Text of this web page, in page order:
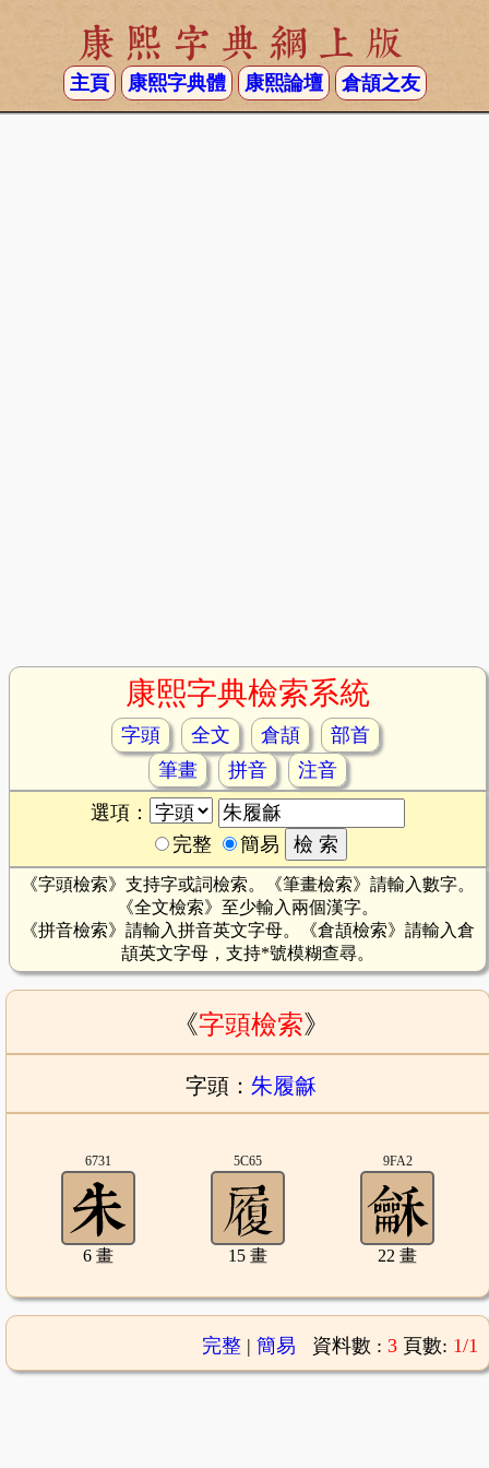
康熙字典網上版
主頁 康熙字典體 康熙論壇 倉頡之友
康熙字典檢索系統
字頭 全文 倉頡
部首
筆畫
拼音
注音
選項：
完整
簡易
《字頭檢索》支持字或詞檢索。《筆畫檢索》請輸入數字。
《全文檢索》至少輸入兩個漢字。
《拼音檢索》請輸入拼音英文字母。《倉頡檢索》請輸入倉
頡英文字母，支持*號模糊查尋。
《字頭檢索》
字頭： 朱履龢
6731
6 畫
5C65
15 畫
9FA2
22 畫
完整| 簡易 資料數 : 3 頁數: 1/1